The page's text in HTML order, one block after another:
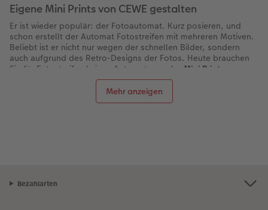
Mehr anzeigen
Eigene Mini Prints von CEWE gestalten
Er ist wieder populär: der Fotoautomat. Kurz posieren, und
schon erstellt der Automat Fotostreifen mit mehreren Motiven.
Beliebt ist er nicht nur wegen der schnellen Bilder, sondern
auch aufgrund des Retro-Designs der Fotos. Heute brauchen
Sie für Fotostreifen keinen Automaten mehr. Mini Prints von
CEWE erstellen Sie bequem zu Hause– entweder mit der CEWE
Bestellsoftware oder im Webbrowser. Schon nach kurzer Zeit
halten Sie Ihre individuell gestalteten Fotostreifen in den
Möglichkeiten: Ein Fotostreifen erzählt vielleicht von einem
Bezahlarten